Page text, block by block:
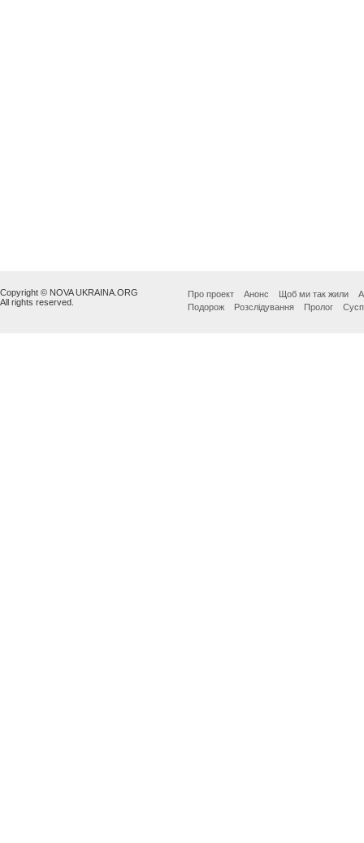
Copyright © NOVA UKRAINA.ORG
All rights reserved.
Про проект Анонс Щоб ми так жили
Подорож
Розслідування Пролог